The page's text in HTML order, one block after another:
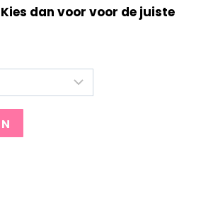
dan voor voor de juiste